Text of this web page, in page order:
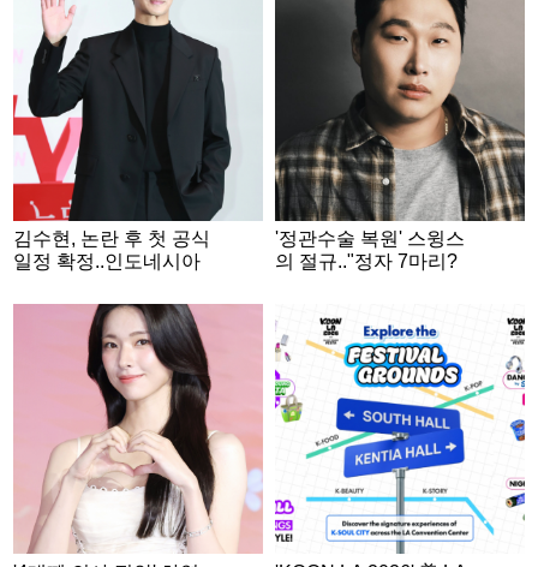
김수현, 논란 후 첫 공식
일정 확정..인도네시아
'정관수술 복원' 스윙스
의 절규.."정자 7마리?